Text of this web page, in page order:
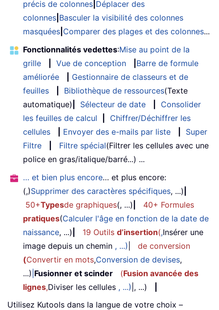
précis de colonnes Déplacer des
colonnes Basculer la visibilité des colonnes
masquées Comparer des plages et des colonnes...
Fonctionnalités vedettes:Mise au point de la
grille
Vue de conception
Barre de formule
améliorée
Gestionnaire de classeurs et de
feuilles
Bibliothèque de ressources(Texte
automatique)
Sélecteur de date
Consolider
les feuilles de calcul
Chiffrer/Déchiffrer les
cellules
Envoyer des e-mails par liste
Super
Filtre
Filtre spécial(Filtrer les cellules avec une
police en gras/italique/barré...) ...
… et bien plus encore… et plus encore:
(,)Supprimer des caractères spécifiques, ...)
50+Typesde graphiques(, ...)
40+ Formules
pratiques(Calculer l'âge en fonction de la date de
naissance, ...) 19 Outils d’insertion(,Insérer une
image depuis un chemin , ...)
de conversion
(Convertir en mots,Conversion de devises,
...) Fusionner et scinder (Fusion avancée des
lignes,Diviser les cellules , ...) |, ...)
Utilisez Kutools dans la langue de votre choix –